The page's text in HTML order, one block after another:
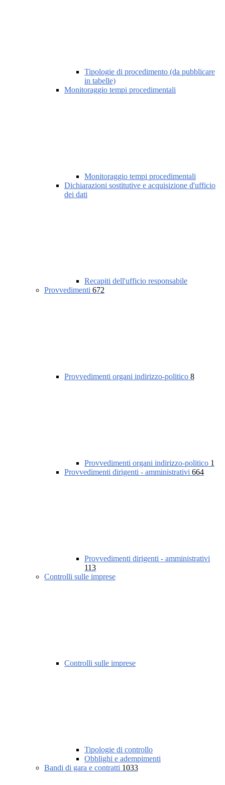
Tipologie di procedimento (da pubblicare
in tabelle)
Monitoraggio tempi procedimentali
Monitoraggio tempi procedimentali
Dichiarazioni sostitutive e acquisizione d'ufficio
dei dati
Recapiti dell'ufficio responsabile
Provvedimenti 672
Provvedimenti organi indirizzo-politico 8
Provvedimenti organi indirizzo-politico 1
Provvedimenti dirigenti - amministrativi 664
Provvedimenti dirigenti - amministrativi
113
Controlli sulle imprese
Controlli sulle imprese
Tipologie di controllo
Obblighi e adempimenti
Bandi di gara e contratti 1033